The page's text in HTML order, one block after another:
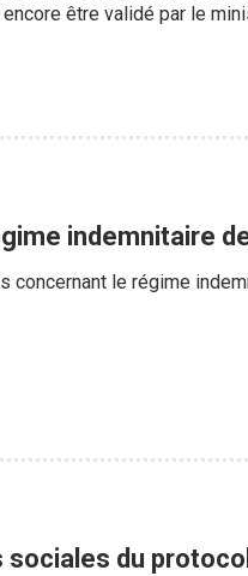
être validé par le
indemnitaire
concernant le régime
sociales du